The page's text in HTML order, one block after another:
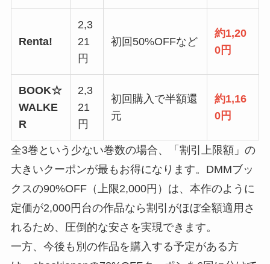
Renta!
2,3
21
円
初回50%OFFなど
約1,20
0円
BOOK☆
WALKE
R
2,3
21
円
初回購入で半額還
元
約1,16
0円
全3巻という少ない巻数の場合、「割引上限額」の
大きいクーポンが最もお得になります。DMMブッ
クスの90%OFF（上限2,000円）は、本作のように
定価が2,000円台の作品なら割引がほぼ全額適用さ
れるため、圧倒的な安さを実現できます。
一方、今後も別の作品を購入する予定がある方